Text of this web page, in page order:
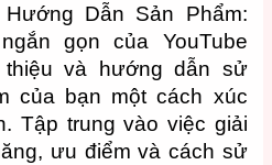
Dẫn Sản Phẩm:
gọn của YouTube
thiệu và hướng dẫn sử
của bạn một cách xúc
Tập trung vào việc giải
ưu điểm và cách sử